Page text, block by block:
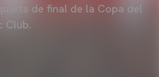
de final de la Copa del
Club.